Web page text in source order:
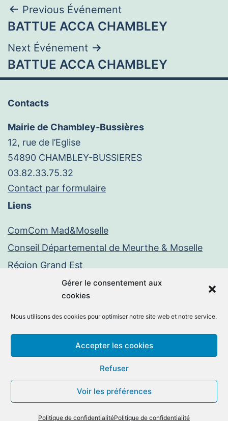
Gérer le consentement aux
cookies
Nous utilisons des cookies pour optimiser notre site web et notre service.
Accepter les cookies
Refuser
Voir les préférences
Politique de confidentialitéPolitique de confidentialité
Navigation
de
l’article
Previous Événement
BATTUE ACCA CHAMBLEY
Next Événement
BATTUE ACCA CHAMBLEY
Contacts
Mairie de Chambley-Bussières
12, rue de l’Eglise
54890 CHAMBLEY-BUSSIERES
03.82.33.75.32
Contact par formulaire
Liens
ComCom Mad&Moselle
Conseil Départemental de Meurthe & Moselle
Région Grand Est
Paiement en ligne
Mentions légales Politique de confidentialité
Facebook
mail
Chambley-Bussières
MM Informatique